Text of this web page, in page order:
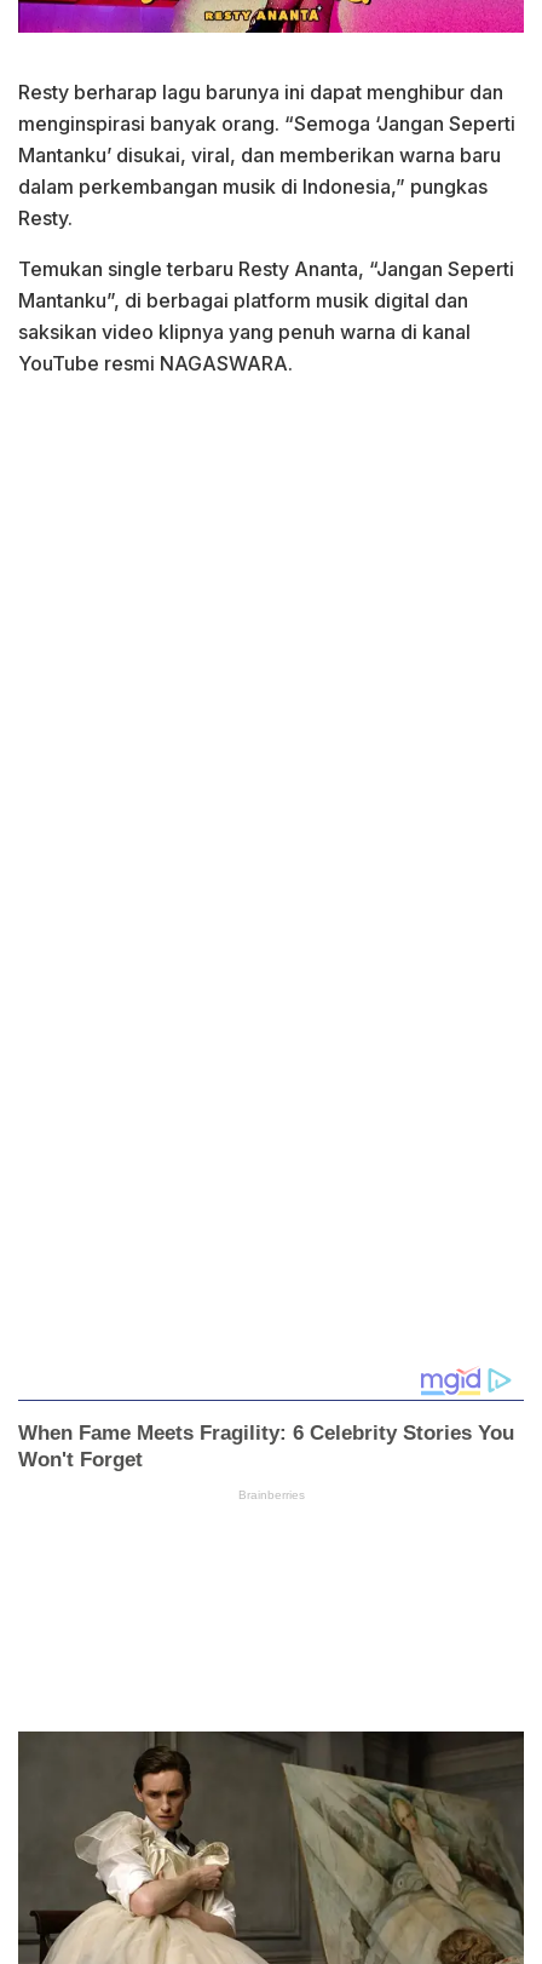
Resty berharap lagu barunya ini dapat menghibur dan
menginspirasi banyak orang. “Semoga ‘Jangan Seperti
Mantanku’ disukai, viral, dan memberikan warna baru
dalam perkembangan musik di Indonesia,” pungkas
Resty.
Temukan single terbaru Resty Ananta, “Jangan Seperti
Mantanku”, di berbagai platform musik digital dan
saksikan video klipnya yang penuh warna di kanal
YouTube resmi NAGASWARA.